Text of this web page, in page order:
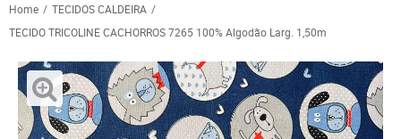
Home
TECIDOS CALDEIRA
TECIDO TRICOLINE CACHORROS 7265 100% Algodão Larg. 1,50m